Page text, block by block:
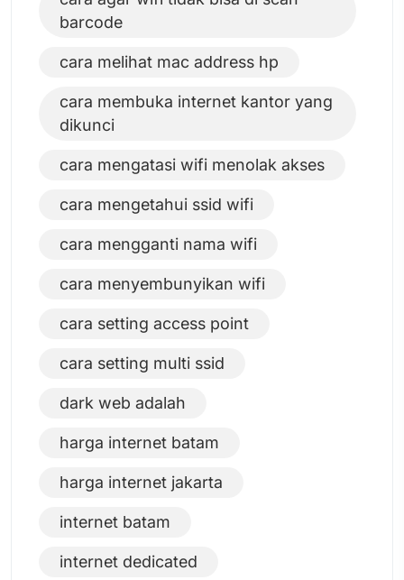
barcode
cara melihat mac address hp
cara membuka internet kantor yang
dikunci
cara mengatasi wifi menolak akses
cara mengetahui ssid wifi
cara mengganti nama wifi
cara menyembunyikan wifi
cara setting access point
cara setting multi ssid
dark web adalah
harga internet batam
harga internet jakarta
internet batam
internet dedicated